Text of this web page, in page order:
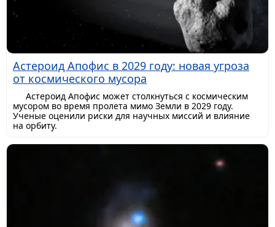
Астероид Апофис в 2029 году: новая угроза
от космического мусора
Астероид Апофис может столкнуться с космическим
мусором во время пролета мимо Земли в 2029 году.
Ученые оценили риски для научных миссий и влияние
на орбиту.